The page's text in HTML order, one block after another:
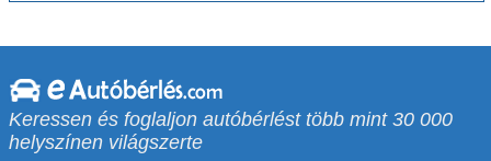
Keressen és foglaljon autóbérlést több mint 30 000
helyszínen világszerte